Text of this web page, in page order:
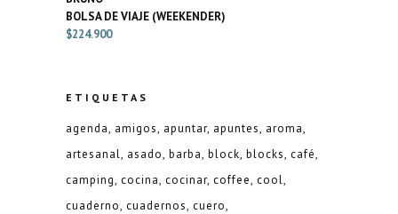
BOLSA DE VIAJE (WEEKENDER)
$224.900
ETIQUETAS
agenda amigos apuntar apuntes aroma
artesanal asado barba block blocks café
camping cocina cocinar coffee cool
cuaderno cuadernos cuero